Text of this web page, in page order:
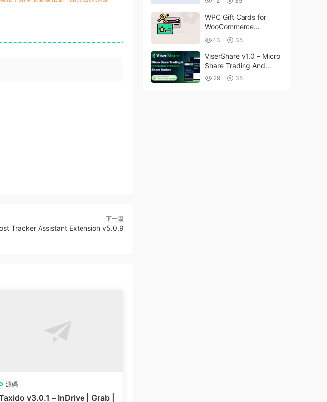
下一篇
Tracker Assistant Extension v5.0.9
源碼
v3.0.1 – InDrive | Grab |
WPC Gift Cards for
WooCommerce
(Premium) v1.0.2
13 35
ViserShare v1.0 – Micro
Share Trading And
Prediction Platform |
29 35